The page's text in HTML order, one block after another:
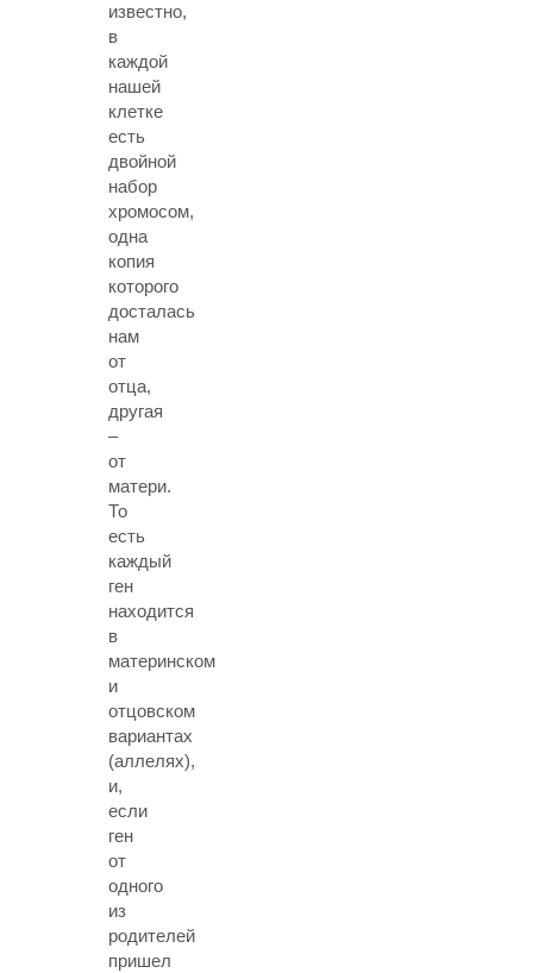
известно,
в
каждой
нашей
клетке
есть
двойной
набор
хромосом,
одна
копия
которого
досталась
нам
от
отца,
другая
–
от
матери.
То
есть
каждый
ген
находится
в
материнском
и
отцовском
вариантах
(аллелях),
и,
если
ген
от
одного
из
родителей
пришел